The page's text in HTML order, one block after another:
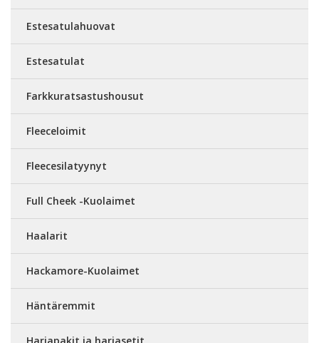
Estesatulahuovat
Estesatulat
Farkkuratsastushousut
Fleeceloimit
Fleecesilatyynyt
Full Cheek -Kuolaimet
Haalarit
Hackamore-Kuolaimet
Häntäremmit